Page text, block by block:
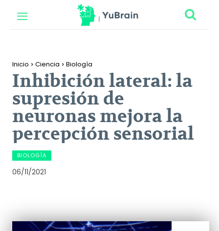
Inicio Ciencia Biología
Inhibición lateral: la
supresión de
neuronas mejora la
percepción sensorial
BIOLOGÍA
06/11/2021